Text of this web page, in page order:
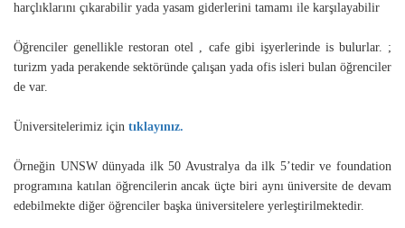
harçlıklarını çıkarabilir yada yasam giderlerini tamamı ile karşılayabilir
Öğrenciler genellikle restoran otel , cafe gibi işyerlerinde is bulurlar. ;
turizm yada perakende sektöründe çalışan yada ofis isleri bulan öğrenciler
de var.
Üniversitelerimiz için tıklayınız.
Örneğin UNSW dünyada ilk 50 Avustralya da ilk 5’tedir ve foundation
programına katılan öğrencilerin ancak üçte biri aynı üniversite de devam
edebilmekte diğer öğrenciler başka üniversitelere yerleştirilmektedir.